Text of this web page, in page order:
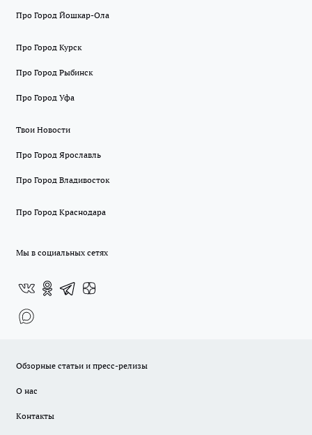
Про Город Йошкар-Ола
Про Город Курск
Про Город Рыбинск
Про Город Уфа
Твои Новости
Про Город Ярославль
Про Город Владивосток
Про Город Краснодара
Мы в социальных сетях
Обзорные статьи и пресс-релизы
О нас
Контакты